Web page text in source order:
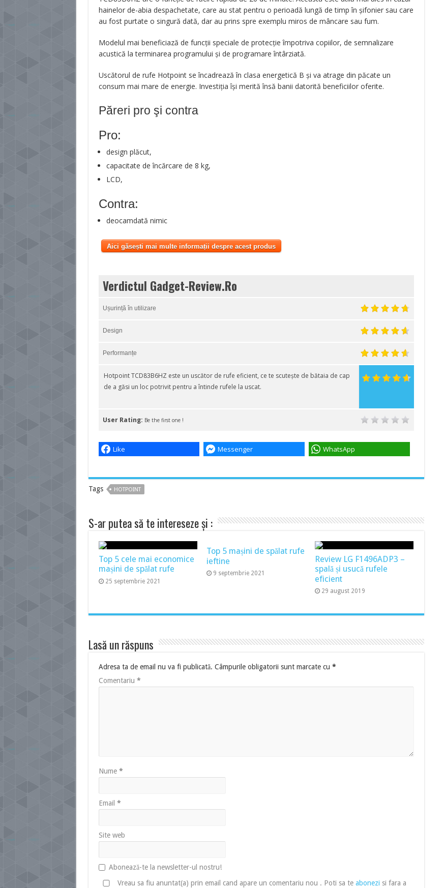
hainelor de-abia despachetate, care au stat pentru o perioadă lungă de timp în șifonier sau care
au fost purtate o singură dată, dar au prins spre exemplu miros de mâncare sau fum.
Modelul mai beneficiază de funcții speciale de protecție împotriva copiilor, de semnalizare
acustică la terminarea programului și de programare întârziată.
Uscătorul de rufe Hotpoint se încadrează în clasa energetică B și va atrage din păcate un
consum mai mare de energie. Investiția își merită însă banii datorită beneficiilor oferite.
Păreri pro şi contra
Pro:
design plăcut,
capacitate de încărcare de 8 kg,
LCD,
Contra:
deocamdată nimic
Aici găsești mai multe informații despre acest produs
Verdictul Gadget-Review.Ro
Ușurință în utilizare
Design
Performanțe
Hotpoint TCD83B6HZ este un uscător de rufe eficient, ce te scutește de bătaia de cap
de a găsi un loc potrivit pentru a întinde rufele la uscat.
User Rating: Be the first one !
Like Messenger WhatsApp
Tags HOTPOINT
S-ar putea să te intereseze și :
Top 5 cele mai economice
mașini de spălat rufe
25 septembrie 2021
Top 5 mașini de spălat rufe
ieftine
9 septembrie 2021
Review LG F1496ADP3 –
spală și usucă rufele
eficient
29 august 2019
Lasă un răspuns
Adresa ta de email nu va fi publicată. Câmpurile obligatorii sunt marcate cu *
Comentariu *
Nume *
Email *
Site web
Abonează-te la newsletter-ul nostru!
Vreau sa fiu anuntat(a) prin email cand apare un comentariu nou . Poti sa te abonezi si fara a